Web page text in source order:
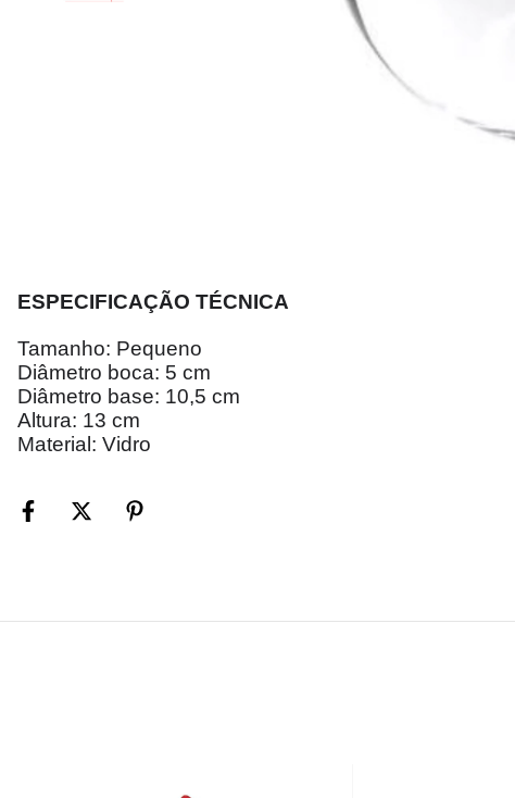
ESPECIFICAÇÃO TÉCNICA
Tamanho: Pequeno
Diâmetro boca: 5 cm
Diâmetro base: 10,5 cm
Altura: 13 cm
Material: Vidro